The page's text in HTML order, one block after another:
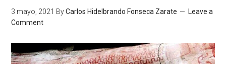
3 mayo, 2021 ByCarlos Hidelbrando Fonseca Zarate
Leave a
Comment